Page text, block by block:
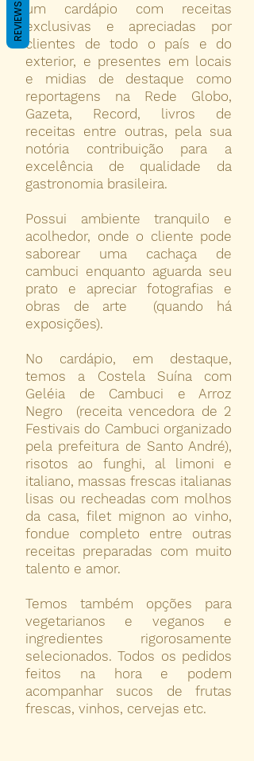
um cardápio com receitas
exclusivas e apreciadas por
clientes de todo o país e do
exterior, e presentes em locais
e midias de destaque como
reportagens na Rede Globo,
Gazeta, Record, livros de
receitas entre outras, pela sua
notória contribuição para a
excelência de qualidade da
gastronomia brasileira.
Possui ambiente tranquilo e
acolhedor, onde o cliente pode
saborear uma cachaça de
cambuci enquanto aguarda seu
prato e apreciar fotografias e
obras de arte (quando há
exposições).
No cardápio, em destaque,
temos a Costela Suína com
Geléia de Cambuci e Arroz
Negro (receita vencedora de 2
Festivais do Cambuci organizado
pela prefeitura de Santo André),
risotos ao funghi, al limoni e
italiano, massas frescas italianas
lisas ou recheadas com molhos
da casa, filet mignon ao vinho,
fondue completo entre outras
receitas preparadas com muito
talento e amor.
Temos também opções para
vegetarianos e veganos e
ingredientes rigorosamente
selecionados. Todos os pedidos
feitos na hora e podem
acompanhar sucos de frutas
frescas, vinhos, cervejas etc.
REVIEWS